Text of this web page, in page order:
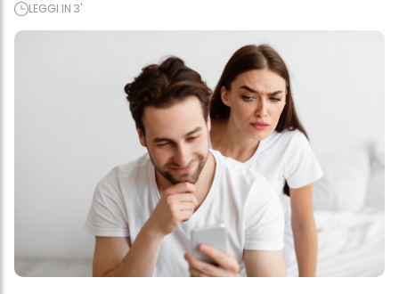
LEGGI IN 3'